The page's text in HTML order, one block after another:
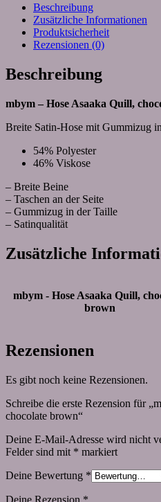
Beschreibung
Zusätzliche Informationen
Produktsicherheit
Rezensionen (0)
Beschreibung
mbym – Hose Asaaka Quill,
Breite Satin-Hose mit Gummizug
54% Polyester
46% Viskose
– Breite Beine
– Taschen an der Seite
– Gummizug in der Taille
– Satinqualität
Zusätzliche
mbym - Hose Asaaka Quill,
brown
Rezensionen
Es gibt noch keine Rezensionen.
Schreibe die erste Rezension für
chocolate brown“
Deine E-Mail-Adresse wird nicht
Felder sind mit * markiert
Deine Bewertung *